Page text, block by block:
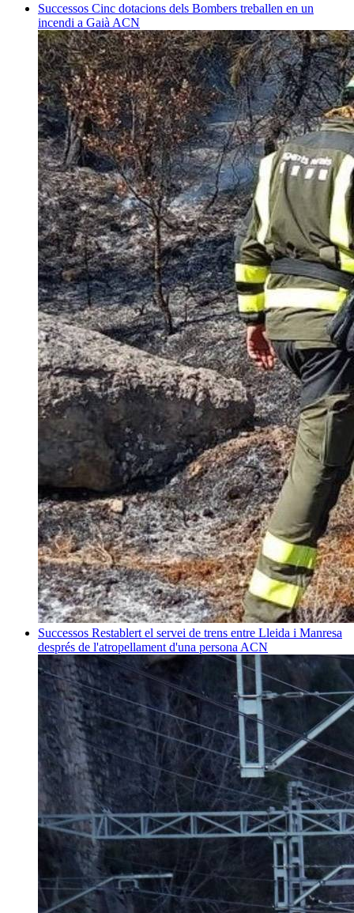
Successos Cinc dotacions dels Bombers treballen en un
incendi a Gaià ACN
Successos Restablert el servei de trens entre Lleida i Manresa
després de l'atropellament d'una persona ACN